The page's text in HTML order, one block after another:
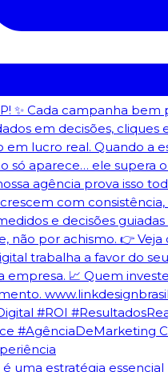
é uma estratégia